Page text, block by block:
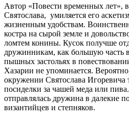
Автор «Повести временных лет»,
Святослава, умиляется его
жизненным удобствам.
костра на сырой земле и
ломтем конины. Кусок получше
дружинникам, как большую часть
пышных застольях в
Хазарии не упоминается.
окружении Святослава Игоревича
посиделки за чашей меда или
отправлялась дружина в далекие
византийцев и степняков.